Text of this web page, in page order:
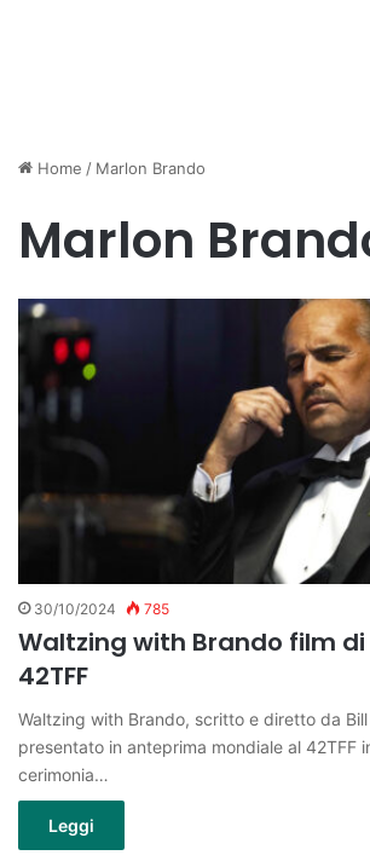
Home / Marlon Brando
Marlon
30/10/2024 785
Waltzing with Brando film
42TFF
Waltzing with Brando, scritto e diretto da Bill
presentato in anteprima mondiale al 42TFF
cerimonia…
Leggi